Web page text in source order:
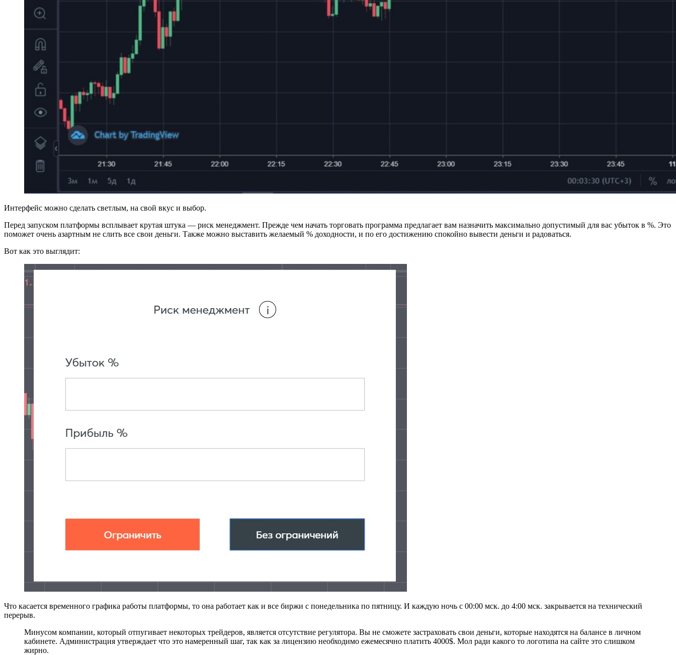
Интерфейс можно сделать светлым, на свой вкус и выбор.
Перед запуском платформы всплывает крутая штука — риск менеджмент. Прежде чем начать торговать программа предлагает вам назначить максимально допустимый для вас убыток в %. Это
поможет очень азартным не слить все свои деньги. Также можно выставить желаемый % доходности, и по его достижению спокойно вывести деньги и радоваться.
Вот как это выглядит:
Что касается временного графика работы платформы, то она работает как и все биржи с понедельника по пятницу. И каждую ночь с 00:00 мск. до 4:00 мск. закрывается на технический
перерыв.
Минусом компании, который отпугивает некоторых трейдеров, является отсутствие регулятора. Вы не сможете застраховать свои деньги, которые находятся на балансе в личном
кабинете. Администрация утверждает что это намеренный шаг, так как за лицензию необходимо ежемесячно платить 4000$. Мол ради какого то логотипа на сайте это слишком
жирно.